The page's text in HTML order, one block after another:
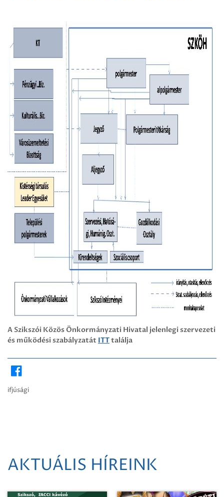
A Szikszói Közös Önkormányzati Hivatal jelenlegi szervezeti
és működési szabályzatát ITTtalálja
ifjúsági
AKTUÁLIS HÍREINK